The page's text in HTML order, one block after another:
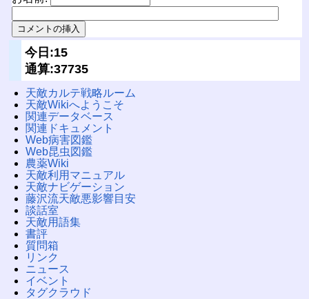
今日:15
通算:37735
天敵カルテ戦略ルーム
天敵Wikiへようこそ
関連データベース
関連ドキュメント
Web病害図鑑
Web昆虫図鑑
農薬Wiki
天敵利用マニュアル
天敵ナビゲーション
藤沢流天敵悪影響目安
談話室
天敵用語集
書評
質問箱
リンク
ニュース
イベント
タグクラウド